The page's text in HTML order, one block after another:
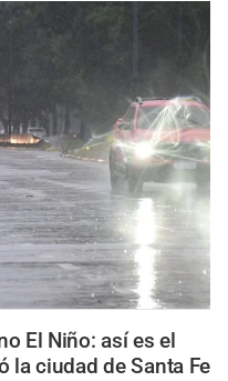
El Niño: así es el
la ciudad de Santa Fe